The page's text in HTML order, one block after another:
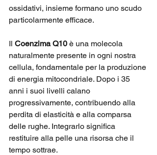
ossidativi, insieme formano uno scudo
particolarmente efficace.
Il Coenzima Q10 è una molecola
naturalmente presente in ogni nostra
cellula, fondamentale per la produzione
di energia mitocondriale. Dopo i 35
anni i suoi livelli calano
progressivamente, contribuendo alla
perdita di elasticità e alla comparsa
delle rughe. Integrarlo significa
restituire alla pelle una risorsa che il
tempo sottrae.